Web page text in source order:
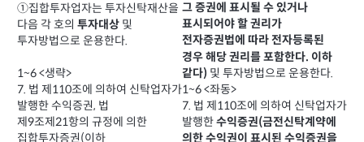
①집합투자업자는 투자신탁재산을
다음 각 호의 투자대상 및
투자방법으로 운용한다.
1~6 <생략>
7. 법 제110조에 의하여 신탁업자가
발행한 수익증권, 법
제9조제21항의 규정에 의한
집합투자증권(이하
그 증권에 표시될 수 있거나
표시되어야 할 권리가
전자증권법에 따라 전자등록된
경우 해당 권리를 포함한다. 이하
같다) 및 투자방법으로 운용한다.
1~6 <좌동>
7. 법 제110조에 의하여 신탁업자가
발행한수익증권(금전신탁계약에
의한 수익권이 표시된 수익증권을